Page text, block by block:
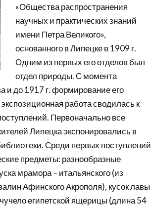
«Общества распространения
научных и практических знаний
имени Петра Великого»,
основанного в Липецке в 1909 г.
Одним из первых его отделов был
отдел природы. С момента
и до 1917 г. формирование его
работа сводилась к
Первоначально все
Липецка экспонировались в
Среди первых поступлений
предметы: разнообразные
мрамора – итальянского (из
Афинского Акрополя), кусок лавы
египетской ящерицы (длина 54